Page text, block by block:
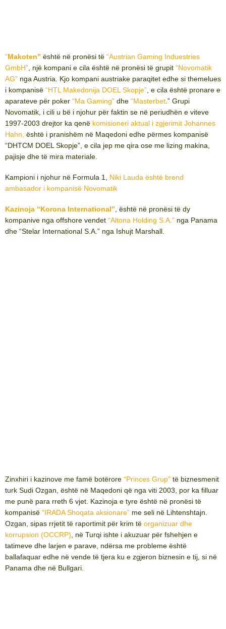
“Makoten” është në pronësi të “Austrian Gaming Induestries
GmbH” , një kompani e cila është në pronësi të grupit “Novomatik
AG” nga Austria. Kjo kompani austriake paraqitet edhe si themelues
i kompanisë “HTL Makedonija DOEL Skopje” , e cila është pronare e
aparateve për poker “Ma Gaming” dhe “Masterbet .” Grupi
Novomatik, i cili u bë i njohur për faktin se në periudhën e viteve
1997-2003 drejtor ka qenë komisioneri aktual i zgjerimit Johannes
Hahn, është i pranishëm në Maqedoni edhe përmes kompanisë
“DHTCM DOEL Skopje”, e cila jep me qira ose me lizing makina,
pajisje dhe të mira materiale.
Kampioni i njohur në Formula 1, Niki Lauda është brend
ambasador i kompanisë Novomatik
Kazinoja “Korona International” , është në pronësi të dy
kompanive nga offshore vendet “Altona Holding S.A.” nga Panama
dhe “Stelar International S.A.” nga Ishujt Marshall.
Zinxhiri i kazinove me famë botërore “Princes Grup” të biznesmenit
turk Sudi Ozgan, është në Maqedoni që nga viti 2003, por ka filluar
me punë para rreth 6 vjet. Kazinoja e tyre është në pronësi të
kompanisë “IRADA Shoqata aksionare” me seli në Lihtenshtajn.
Ozgan, sipas rrjetit të raportimit për krim të organizuar dhe
korrupsion (OCCRP) , në Turqi ishte i akuzuar për fshehjen e
tatimeve dhe larjen e parave, ndërsa me probleme është
ballafaquar edhe në vende të tjera ku e zgjeron biznesin e tij, si në
Panama dhe në Bullgari.